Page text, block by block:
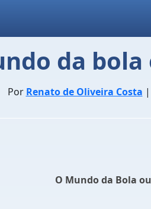
da
Por Renato de Oliveira Costa
O Mundo da Bola